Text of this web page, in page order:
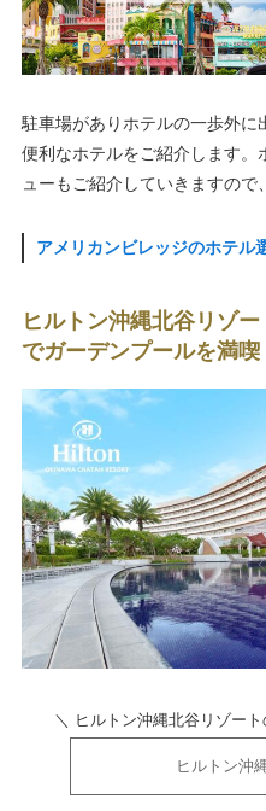
駐車場がありホテルの一歩外に
便利なホテルをご紹介します
ューもご紹介していきますので
アメリカンビレッジのホテル
ヒルトン沖縄北谷リゾ
でガーデンプールを満喫
＼ ヒルトン沖縄北谷リゾー
ヒルトン沖